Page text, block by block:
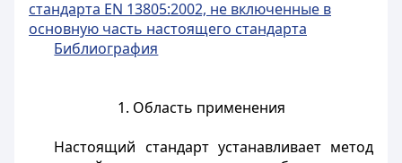
стандарта EN 13805:2002, не включенные в
основную часть настоящего стандарта
Библиография
1. Область применения
Настоящий стандарт устанавливает метод